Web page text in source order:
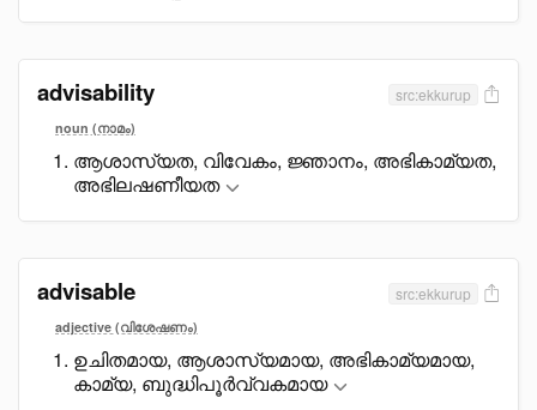
advisability src:ekkurup
noun (നാമം)
ആശാസ്യത, വിവേകം, ജ്ഞാനം, അഭികാമ്യത,
അഭിലഷണീയത
advisable src:ekkurup
adjective (വിശേഷണം)
ഉചിതമായ, ആശാസ്യമായ, അഭികാമ്യമായ,
കാമ്യ, ബുദ്ധിപൂർവ്വകമായ